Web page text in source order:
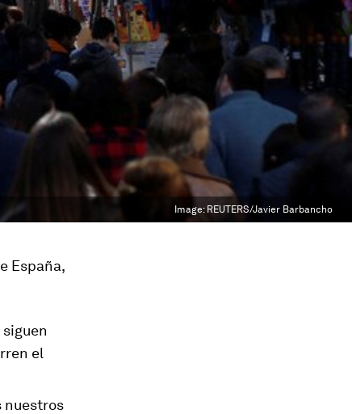
Image: REUTERS/Javier Barbancho
España,
el
nuestros